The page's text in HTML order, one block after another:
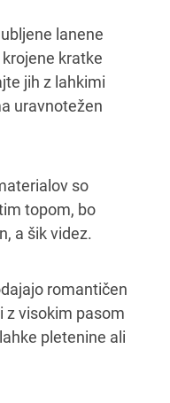
lanene
kratke
jih z lahkimi
uravnotežen
so
topom, bo
a šik videz.
romantičen
z visokim pasom
pletenine ali